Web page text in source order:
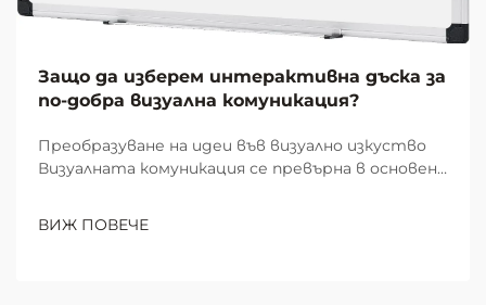
Защо да изберем интерактивна дъска за
по-добра визуална комуникация?
Преобразуване на идеи във визуално изкуство
Визуалната комуникация се превърна в основен
образователни среди. В центъра на тази
ВИЖ ПОВЕЧЕ